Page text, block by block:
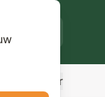
Meer